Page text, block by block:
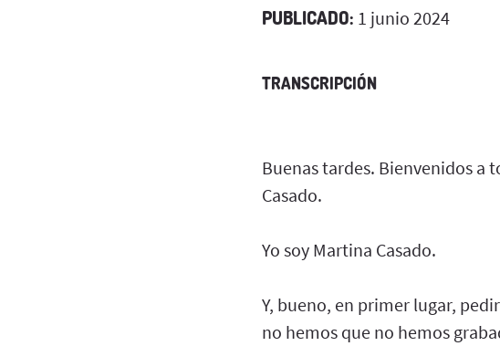
PUBLICADO: 1 junio 2024
TRANSCRIPCIÓN
Buenas tardes. Bienvenidos a
Casado.
Yo soy Martina Casado.
Y, bueno, en primer lugar,
no hemos que no hemos